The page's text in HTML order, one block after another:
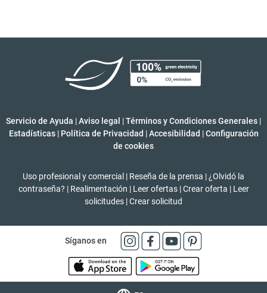
Servicio de Ayuda |Aviso legal |Términos y Condiciones Generales |
Estadísticas | Política de Privacidad | Accesibilidad | Configuración
de cookies
Uso profesional y comercial | Reseña de la prensa | ¿Olvidó la
contraseña? | Realimentación | Leer ofertas | Crear oferta | Leer
solicitudes |Crear solicitud
Síganos en